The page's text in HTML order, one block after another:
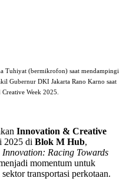
Tuhiyat (bermikrofon) saat mendampingi
Gubernur DKI Jakarta Rano Karno saat
Week 2025.
Innovation & Creative
2025 di Blok M Hub,
Racing Towards
momentum untuk
transportasi perkotaan.